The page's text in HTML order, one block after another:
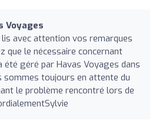
Voyages
lis avec attention vos remarques
que le nécessaire concernant
été géré par Havas Voyages dans
sommes toujours en attente du
le problème rencontré lors de